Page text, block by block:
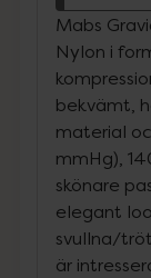
Mabs
Nylon i
bekvämt,
material
mmHg),
skönare
elegant
svullna/
är